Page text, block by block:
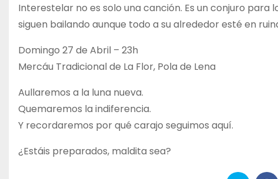
Interestelar no es solo una canción. Es un conjuro para
siguen bailando aunque todo a su alrededor esté en
Domingo 27 de Abril – 23h
Mercáu Tradicional de La Flor, Pola de Lena
Aullaremos a la luna nueva.
Quemaremos la indiferencia.
Y recordaremos por qué carajo seguimos aquí.
¿Estáis preparados, maldita sea?